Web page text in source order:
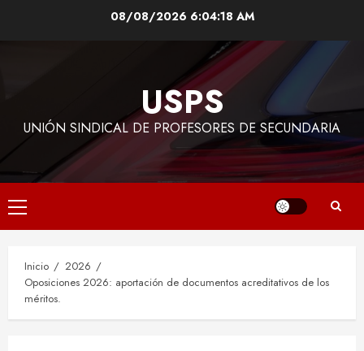
08/08/2026 6:04:19 AM
USPS
UNIÓN SINDICAL DE PROFESORES DE SECUNDARIA
Menú
principal
Inicio
2026
Oposiciones 2026: aportación de documentos acreditativos de los
méritos.